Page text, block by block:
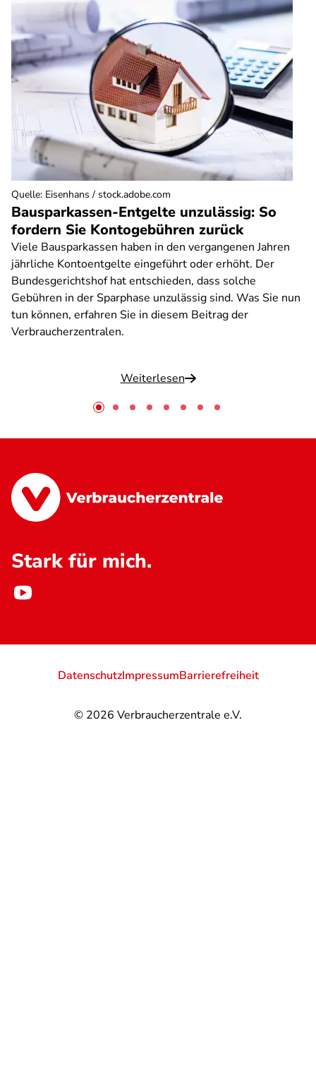
Bausparkassen-Entgelte unzulässig: So
fordern Sie Kontogebühren zurück
Viele Bausparkassen haben in den vergangenen Jahren
jährliche Kontoentgelte eingeführt oder erhöht. Der
Bundesgerichtshof hat entschieden, dass solche
Gebühren in der Sparphase unzulässig sind. Was Sie nun
tun können, erfahren Sie in diesem Beitrag der
Verbraucherzentralen.
Weiterlesen
Quelle: Eisenhans / stock.adobe.com
Stark für mich.
© 2026 Verbraucherzentrale e.V.
DatenschutzImpressumBarrierefreiheit